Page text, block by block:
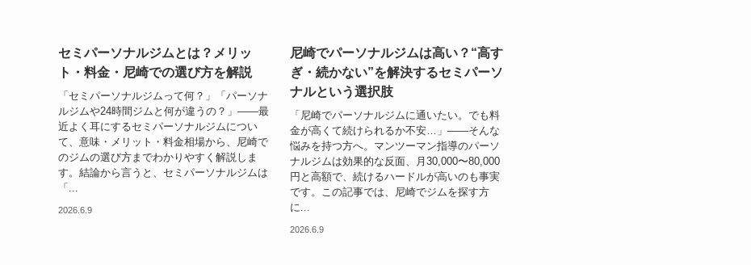
セミパーソナルジムとは？メリッ
ト・料金・尼崎での選び方を解説
「セミパーソナルジムって何？」「パーソナ
ルジムや24時間ジムと何が違うの？」——最
近よく耳にするセミパーソナルジムについ
て、意味・メリット・料金相場から、尼崎で
のジムの選び方までわかりやすく解説しま
す。結論から言うと、セミパーソナルジムは
「...
2026.6.9
尼崎でパーソナルジムは高い？“高す
ぎ・続かない”を解決するセミパーソ
ナルという選択肢
「尼崎でパーソナルジムに通いたい。でも料
金が高くて続けられるか不安…」——そんな
悩みを持つ方へ。マンツーマン指導のパーソ
ナルジムは効果的な反面、月30,000〜80,000
円と高額で、続けるハードルが高いのも事実
です。この記事では、尼崎でジムを探す方
に...
2026.6.9